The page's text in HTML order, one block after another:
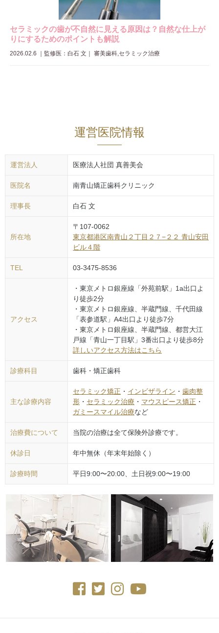
セラミックの歯が不自然に見える原因は？自然な仕上が
りにするためのポイントも解説
2026.02.6 監修医：白石 文 ｜ 審美歯科,セラミック治療
運営医院情報
運営法人 医療法人社団 真善美会
医院名 南青山矯正歯科クリニック
理事長 白石 文
所在地
〒 107-0062
東京都港区南青山２丁目２７−２２ 青山安田
ビル４階
TEL 03-3475-8536
アクセス
・東京メトロ銀座線「外苑前駅」1a出口よ
り徒歩2分
・東京メトロ銀座線、半蔵門線、千代田線
「表参道駅」A4出口より徒歩7分
・東京メトロ銀座線、半蔵門線、都営大江
戸線「青山一丁目駅」3番出口より徒歩8分
詳しいアクセス方法はこちら
診療科目 歯科・矯正歯科
主な診療内容
セラミック矯正 ・ インビザライン ・ 歯肉整
形 ・ セラミック治療 ・ マウスピース矯正 ・
ガミースマイル治療など
治療費について 当院の治療は全て保険外診療です。
休診日 年中無休（年末年始除く）
診療時間 平日9:00〜20:00、土日祝9:00〜19:00